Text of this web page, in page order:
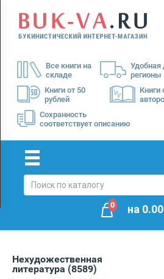
Все книги на
складе
Удобная
регионы
Книги от 50
рублей
Книги
Сохранность
соответствует описанию
Menu
Доставка
Оплата
0 на 0.00
Нехудожественная
литература (8589)